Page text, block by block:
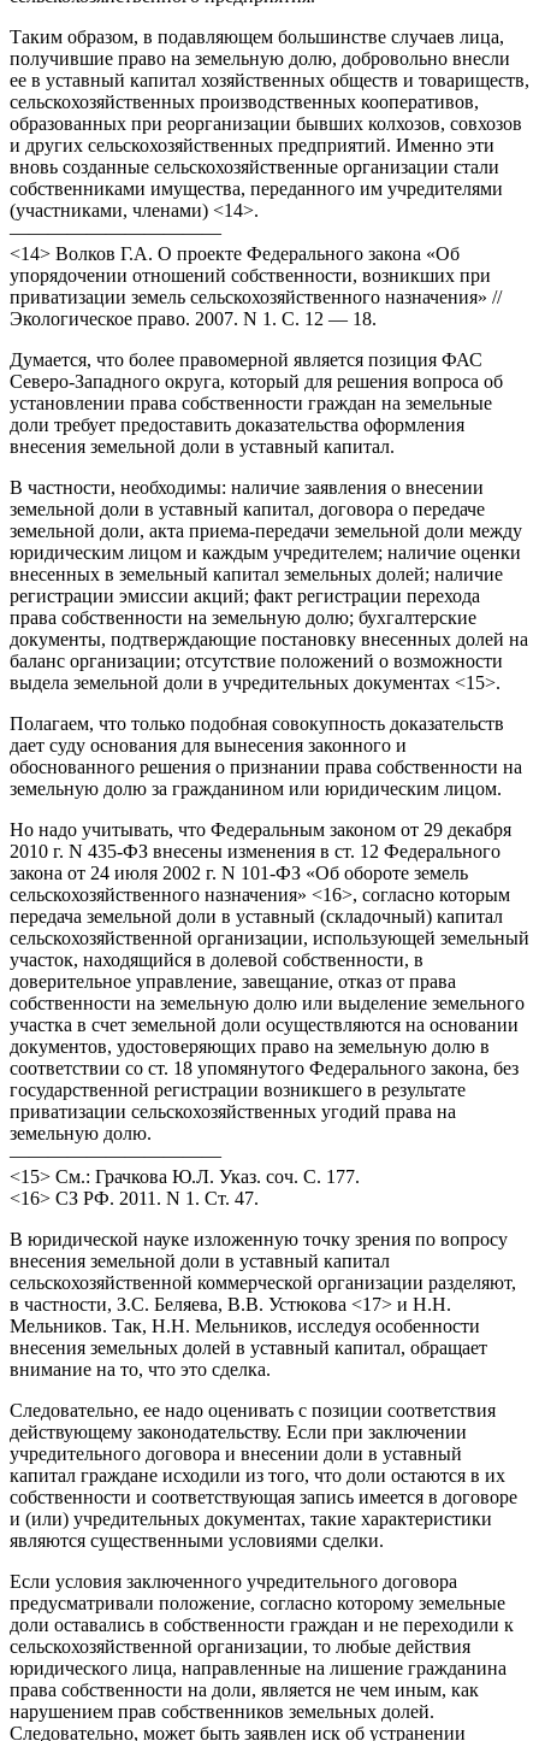
Таким образом, в подавляющем большинстве случаев лица,
получившие право на земельную долю, добровольно внесли
ее в уставный капитал хозяйственных обществ и товариществ,
сельскохозяйственных производственных кооперативов,
образованных при реорганизации бывших колхозов, совхозов
и других сельскохозяйственных предприятий. Именно эти
вновь созданные сельскохозяйственные организации стали
собственниками имущества, переданного им учредителями
(участниками, членами) <14>.
———————————
<14> Волков Г.А. О проекте Федерального закона «Об
упорядочении отношений собственности, возникших при
приватизации земель сельскохозяйственного назначения» //
Экологическое право. 2007. N 1. С. 12 — 18.
Думается, что более правомерной является позиция ФАС
Северо-Западного округа, который для решения вопроса об
установлении права собственности граждан на земельные
доли требует предоставить доказательства оформления
внесения земельной доли в уставный капитал.
В частности, необходимы: наличие заявления о внесении
земельной доли в уставный капитал, договора о передаче
земельной доли, акта приема-передачи земельной доли между
юридическим лицом и каждым учредителем; наличие оценки
внесенных в земельный капитал земельных долей; наличие
регистрации эмиссии акций; факт регистрации перехода
права собственности на земельную долю; бухгалтерские
документы, подтверждающие постановку внесенных долей на
баланс организации; отсутствие положений о возможности
выдела земельной доли в учредительных документах <15>.
Полагаем, что только подобная совокупность доказательств
дает суду основания для вынесения законного и
обоснованного решения о признании права собственности на
земельную долю за гражданином или юридическим лицом.
Но надо учитывать, что Федеральным законом от 29 декабря
2010 г. N 435-ФЗ внесены изменения в ст. 12 Федерального
закона от 24 июля 2002 г. N 101-ФЗ «Об обороте земель
сельскохозяйственного назначения» <16>, согласно которым
передача земельной доли в уставный (складочный) капитал
сельскохозяйственной организации, использующей земельный
участок, находящийся в долевой собственности, в
доверительное управление, завещание, отказ от права
собственности на земельную долю или выделение земельного
участка в счет земельной доли осуществляются на основании
документов, удостоверяющих право на земельную долю в
соответствии со ст. 18 упомянутого Федерального закона, без
государственной регистрации возникшего в результате
приватизации сельскохозяйственных угодий права на
земельную долю.
———————————
<15> См.: Грачкова Ю.Л. Указ. соч. С. 177.
<16> СЗ РФ. 2011. N 1. Ст. 47.
В юридической науке изложенную точку зрения по вопросу
внесения земельной доли в уставный капитал
сельскохозяйственной коммерческой организации разделяют,
в частности, З.С. Беляева, В.В. Устюкова <17> и Н.Н.
Мельников. Так, Н.Н. Мельников, исследуя особенности
внесения земельных долей в уставный капитал, обращает
внимание на то, что это сделка.
Следовательно, ее надо оценивать с позиции соответствия
действующему законодательству. Если при заключении
учредительного договора и внесении доли в уставный
капитал граждане исходили из того, что доли остаются в их
собственности и соответствующая запись имеется в договоре
и (или) учредительных документах, такие характеристики
являются существенными условиями сделки.
Если условия заключенного учредительного договора
предусматривали положение, согласно которому земельные
доли оставались в собственности граждан и не переходили к
сельскохозяйственной организации, то любые действия
юридического лица, направленные на лишение гражданина
права собственности на доли, является не чем иным, как
нарушением прав собственников земельных долей.
Следовательно, может быть заявлен иск об устранении